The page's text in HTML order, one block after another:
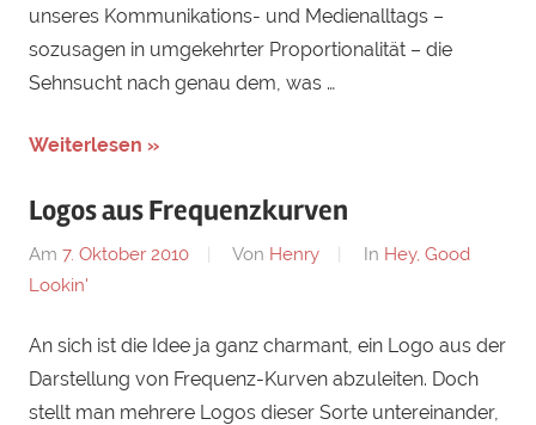
unseres Kommunikations- und Medienalltags –
sozusagen in umgekehrter Proportionalität – die
Sehnsucht nach genau dem, was …
Weiterlesen »
Logos aus Frequenzkurven
Am 7. Oktober 2010 Von Henry In Hey, Good
Lookin'
An sich ist die Idee ja ganz charmant, ein Logo aus der
Darstellung von Frequenz-Kurven abzuleiten. Doch
stellt man mehrere Logos dieser Sorte untereinander,